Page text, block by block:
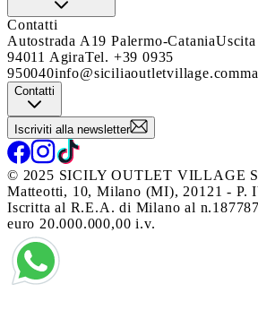
Contatti
Autostrada A19 Palermo-Catania
94011 AgiraTel. +39 0935
950040info@siciliaoutletvillage.com
Contatti
Iscriviti alla newsletter
© 2025 SICILY OUTLET VILLAGE
Matteotti, 10, Milano (MI), 20121 - P.
Iscritta al R.E.A. di Milano al
euro 20.000.000,00 i.v.